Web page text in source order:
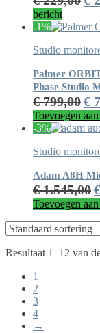
€
bericht
-1%
Studio
Palmer
Phase Studio
€799,00
€
€
Toevoegen
-3%
Studio
Adam A8H
€1.545,00€
Toevoegen
Resultaat 1–12 van
1
2
3
4
→